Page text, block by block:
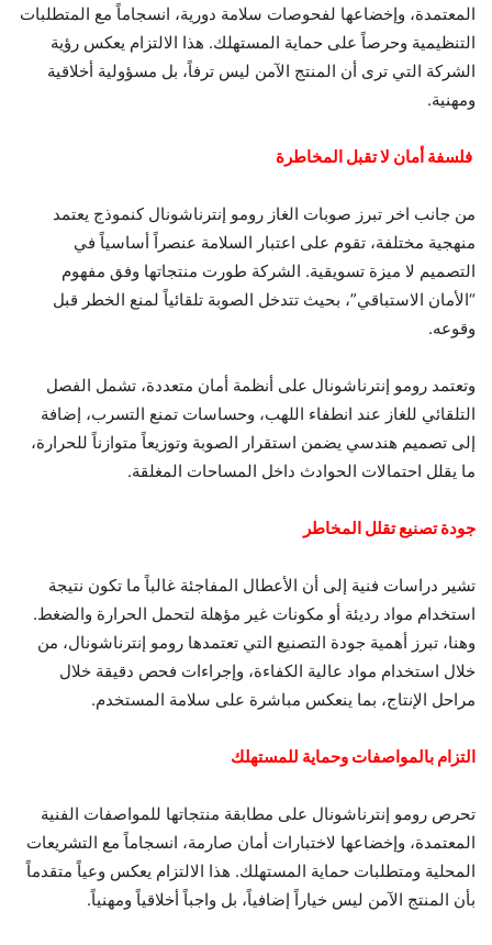
المعتمدة، وإخضاعها لفحوصات سلامة دورية، انسجاماً مع المتطلبات
التنظيمية وحرصاً على حماية المستهلك. هذا الالتزام يعكس رؤية
الشركة التي ترى أن المنتج الآمن ليس ترفاً، بل مسؤولية أخلاقية
ومهنية.
فلسفة أمان لا تقبل المخاطرة
من جانب اخر تبرز صوبات الغاز رومو إنترناشونال كنموذج يعتمد
منهجية مختلفة، تقوم على اعتبار السلامة عنصراً أساسياً في
التصميم لا ميزة تسويقية. الشركة طورت منتجاتها وفق مفهوم
“الأمان الاستباقي”، بحيث تتدخل الصوبة تلقائياً لمنع الخطر قبل
وقوعه.
وتعتمد رومو إنترناشونال على أنظمة أمان متعددة، تشمل الفصل
التلقائي للغاز عند انطفاء اللهب، وحساسات تمنع التسرب، إضافة
إلى تصميم هندسي يضمن استقرار الصوبة وتوزيعاً متوازناً للحرارة،
ما يقلل احتمالات الحوادث داخل المساحات المغلقة.
جودة تصنيع تقلل المخاطر
تشير دراسات فنية إلى أن الأعطال المفاجئة غالباً ما تكون نتيجة
استخدام مواد رديئة أو مكونات غير مؤهلة لتحمل الحرارة والضغط.
وهنا، تبرز أهمية جودة التصنيع التي تعتمدها رومو إنترناشونال، من
خلال استخدام مواد عالية الكفاءة، وإجراءات فحص دقيقة خلال
مراحل الإنتاج، بما ينعكس مباشرة على سلامة المستخدم.
التزام بالمواصفات وحماية للمستهلك
تحرص رومو إنترناشونال على مطابقة منتجاتها للمواصفات الفنية
المعتمدة، وإخضاعها لاختبارات أمان صارمة، انسجاماً مع التشريعات
المحلية ومتطلبات حماية المستهلك. هذا الالتزام يعكس وعياً متقدماً
بأن المنتج الآمن ليس خياراً إضافياً، بل واجباً أخلاقياً ومهنياً.